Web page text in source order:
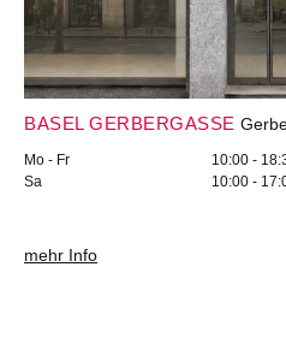
BASEL GERBERGASSE
Mo - Fr
10:00 -
Sa
10:00 -
mehr Info